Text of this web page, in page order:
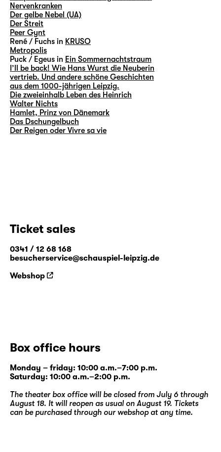
Nervenkranken
Der gelbe Nebel (UA)
Der Streit
Peer Gynt
René / Fuchs in KRUSO
Metropolis
Puck / Egeus in Ein Sommernachtstraum
I’ll be back! Wie Hans Wurst die Neuberin
vertrieb. Und andere schöne Geschichten
aus dem 1000-jährigen Leipzig.
Die zweieinhalb Leben des Heinrich
Walter Nichts
Hamlet, Prinz von Dänemark
Das Dschungelbuch
Der Reigen oder Vivre sa vie
Ticket sales
0341 / 12 68 168
besucherservice@schauspiel-leipzig.de
Webshop
Box office hours
Monday – friday: 10:00 a.m.–7:00 p.m.
Saturday: 10:00 a.m.–2:00 p.m.
The theater box office will be closed from July 6 through
August 18. It will reopen as usual on August 19. Tickets
can be purchased through our webshopat any time.